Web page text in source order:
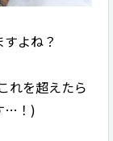
よね？
れを超えたら
…！)